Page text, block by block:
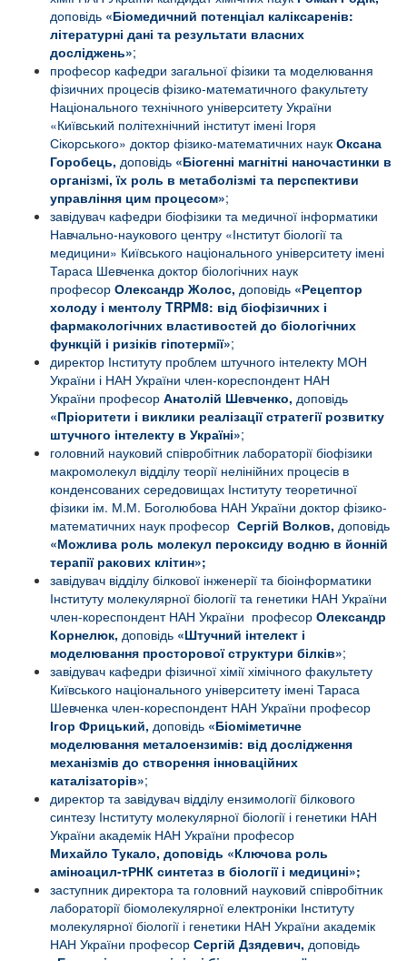
доповідь «Біомедичний потенціал каліксаренів:
літературні дані та результати власних
досліджень»;
професор кафедри загальної фізики та моделювання
фізичних процесів фізико-математичного факультету
Національного технічного університету України
«Київський політехнічний інститут імені Ігоря
Сікорського» доктор фізико-математичних наук Оксана
Горобець, доповідь «Біогенні магнітні наночастинки в
організмі, їх роль в метаболізмі та перспективи
управління цим процесом»;
завідувач кафедри біофізики та медичної інформатики
Навчально-наукового центру «Інститут біології та
медицини» Київського національного університету імені
Тараса Шевченка доктор біологічних наук
професор Олександр Жолос, доповідь «Рецептор
холоду і ментолу TRPM8: від біофізичних і
фармакологічних властивостей до біологічних
функцій і ризіків гіпотермії»;
директор Інституту проблем штучного інтелекту МОН
України і НАН України член-кореспондент НАН
України професор Анатолій Шевченко, доповідь
«Пріоритети і виклики реалізації стратегії розвитку
штучного інтелекту в Україні»;
головний науковий співробітник лабораторії біофізики
макромолекул відділу теорії нелінійних процесів в
конденсованих середовищах Інституту теоретичної
фізики ім. М.М. Боголюбова НАН України доктор фізико-
математичних наук професор Сергій Волков, доповідь
«Можлива роль молекул пероксиду водню в йонній
терапії ракових клітин»;
завідувач відділу білкової інженерії та біоінформатики
Інституту молекулярної біології та генетики НАН України
член-кореспондент НАН України професор Олександр
Корнелюк, доповідь «Штучний інтелект і
моделювання просторової структури білків»;
завідувач кафедри фізичної хімії хімічного факультету
Київського національного університету імені Тараса
Шевченка член-кореспондент НАН України професор
Ігор Фрицький, доповідь «Біоміметичне
моделювання металоензимів: від дослідження
механізмів до створення інноваційних
каталізаторів»;
директор та завідувач відділу ензимології білкового
синтезу Інституту молекулярної біології і генетики НАН
України академік НАН України професор
Михайло Тукало, доповідь «Ключова роль
аміноацил-тРНК синтетаз в біології і медицині»;
заступник директора та головний науковий співробітник
лабораторії біомолекулярної електроніки Інституту
молекулярної біології і генетики НАН України академік
НАН України професор Сергій Дзядевич, доповідь